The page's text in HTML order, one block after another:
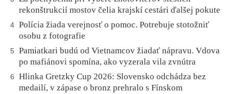
rekonštrukcií mostov čelia krajskí cestári ďalšej pokute
4 Polícia žiada verejnosť o pomoc. Potrebuje stotožniť
osobu z fotografie
5
Pamiatkari budú od Vietnamcov žiadať nápravu. Vdova
po mafiánovi spomína, ako vyzerala vila zvnútra
6
Hlinka Gretzky Cup 2026: Slovensko odchádza bez
medailí, v zápase o bronz prehralo s Fínskom